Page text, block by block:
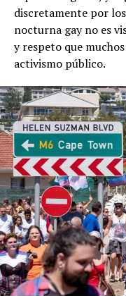
discretamente por
nocturna gay no es
y respeto que
activismo público.